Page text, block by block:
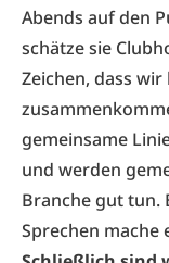
Abends auf den
schätze sie
Zeichen, dass
gemeinsame
und werden
Branche gut tun.
Sprechen mache